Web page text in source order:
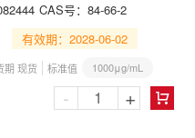
CAS号： 84-66-2
有效期：2028-06-02
期 现货 标准值 1000μg/mL

- +